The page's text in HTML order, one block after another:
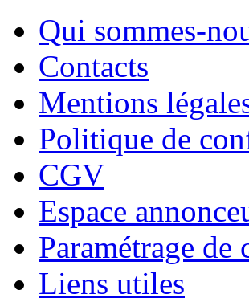
Qui sommes-
Contacts
Mentions
Politique de
CGV
Espace
Paramétrage de
Liens utiles